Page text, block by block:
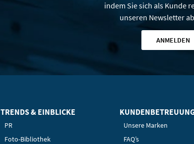
indem Sie sich als Kunde
unseren Newsletter
ANMELDEN
TRENDS & EINBLICKE
PR
Foto-Bibliothek
Unsere Marken
FAQ’s